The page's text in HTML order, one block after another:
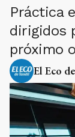
Práctica
dirigidos
próximo
El Eco